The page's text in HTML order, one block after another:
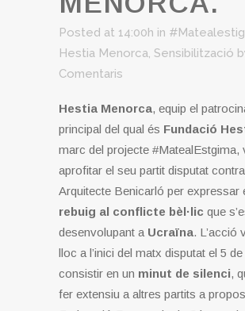
Posted at 14:00h in
Hestia Menorca, Sensibilització
Comentaris
Hestia Menorca, equip el
principal del qual és Fundació
marc del projecte #MatealEstgima,
aprofitar el seu partit disputat
Arquitecte Benicarló per expressar
rebuig al conflicte bèl·lic que
desenvolupant a Ucraïna. L’acció
lloc a l’inici del matx disputat el 5
consistir en un minut de silenci,
fer extensiu a altres partits a